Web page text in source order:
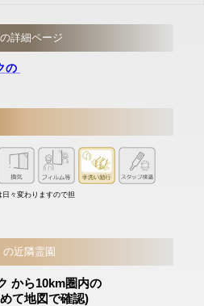
詳細ページ
の
々変わりますので担
近隣霊園
から10km圏内の
て地図で確認)